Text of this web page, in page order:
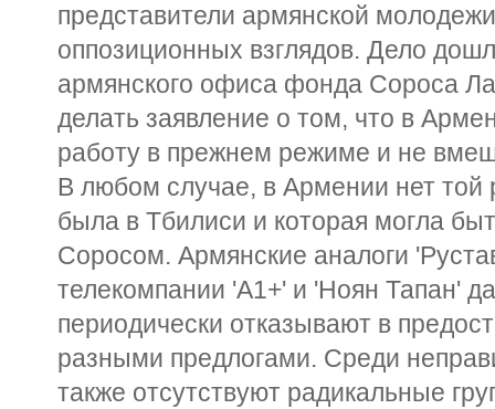
представители армянской
оппозиционных взглядов. Дело
армянского офиса фонда Сороса
делать заявление о том, что в
работу в прежнем режиме и не
В любом случае, в Армении нет той
была в Тбилиси и которая могла
Соросом. Армянские аналоги
телекомпании 'А1+' и 'Ноян Тапан'
периодически отказывают в
разными предлогами. Среди
также отсутствуют радикальные